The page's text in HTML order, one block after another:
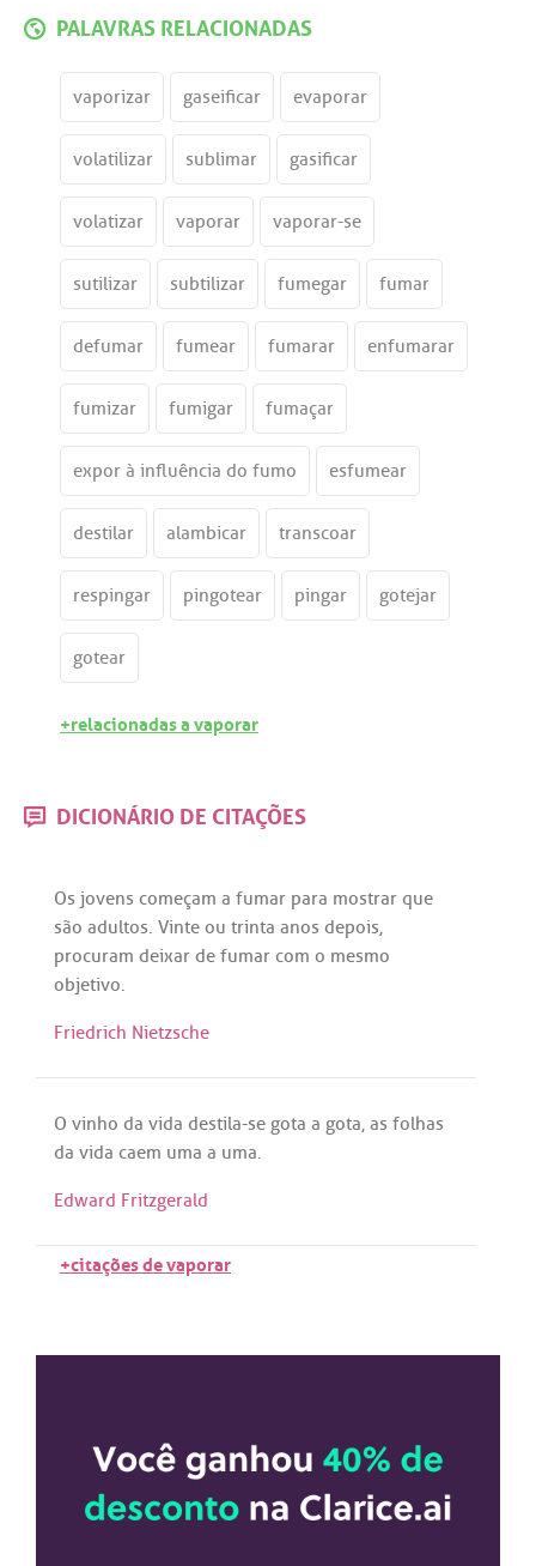
PALAVRAS RELACIONADAS
vaporizar gaseificar evaporar
volatilizar sublimar gasificar
volatizar vaporar vaporar-se
sutilizar subtilizar fumegar fumar
defumar fumear fumarar enfumarar
fumizar fumigar fumaçar
expor à influência do fumo esfumear
destilar alambicar transcoar
respingar pingotear pingar gotejar
gotear
+relacionadas a vaporar
DICIONÁRIO DE CITAÇÕES
Os jovens começam a fumar para mostrar que
são adultos. Vinte ou trinta anos depois,
procuram deixar de fumar com o mesmo
objetivo.
Friedrich Nietzsche
O vinho da vida destila-se gota a gota, as folhas
da vida caem uma a uma.
Edward Fritzgerald
+citações de vaporar